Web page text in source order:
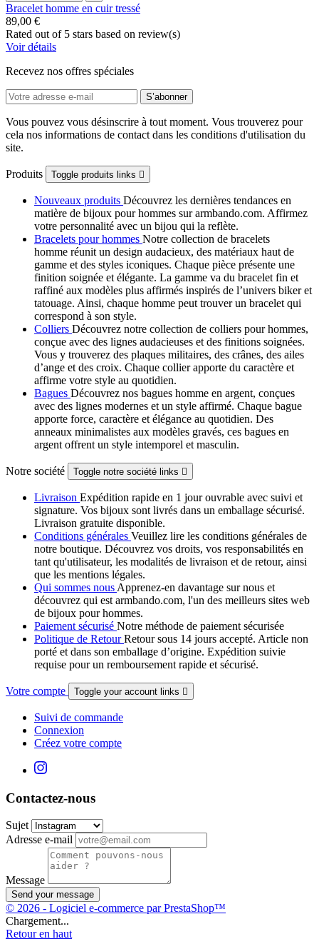
Bracelet homme en cuir tressé
89,00 €
Rated out of 5 stars based on review(s)
Voir détails
Recevez nos offres spéciales
Vous pouvez vous désinscrire à tout moment. Vous trouverez pour
cela nos informations de contact dans les conditions d'utilisation du
site.
Produits Toggle produits links 
Nouveaux produits Découvrez les dernières tendances en
matière de bijoux pour hommes sur armbando.com. Affirmez
votre personnalité avec un bijou qui la reflète.
Bracelets pour hommes Notre collection de bracelets
homme réunit un design audacieux, des matériaux haut de
gamme et des styles iconiques. Chaque pièce présente une
finition soignée et élégante. La gamme va du bracelet fin et
raffiné aux modèles plus affirmés inspirés de l’univers biker et
tatouage. Ainsi, chaque homme peut trouver un bracelet qui
correspond à son style.
Colliers Découvrez notre collection de colliers pour hommes,
conçue avec des lignes audacieuses et des finitions soignées.
Vous y trouverez des plaques militaires, des crânes, des ailes
d’ange et des croix. Chaque collier apporte du caractère et
affirme votre style au quotidien.
Bagues Découvrez nos bagues homme en argent, conçues
avec des lignes modernes et un style affirmé. Chaque bague
apporte force, caractère et élégance au quotidien. Des
anneaux minimalistes aux modèles gravés, ces bagues en
argent offrent un style intemporel et masculin.
Notre société Toggle notre société links 
Livraison Expédition rapide en 1 jour ouvrable avec suivi et
signature. Vos bijoux sont livrés dans un emballage sécurisé.
Livraison gratuite disponible.
Conditions générales Veuillez lire les conditions générales de
notre boutique. Découvrez vos droits, vos responsabilités en
tant qu'utilisateur, les modalités de livraison et de retour, ainsi
que les mentions légales.
Qui sommes nous Apprenez-en davantage sur nous et
découvrez qui est armbando.com, l'un des meilleurs sites web
de bijoux pour hommes.
Paiement sécurisé Notre méthode de paiement sécurisée
Politique de RetourRetour sous 14 jours accepté. Article non
porté et dans son emballage d’origine. Expédition suivie
requise pour un remboursement rapide et sécurisé.
Votre compte Toggle your account links 
Suivi de commande
Connexion
Créez votre compte
Contactez-nous
Sujet
Adresse e-mail
Message
Send your message
© 2026 - Logiciel e-commerce par PrestaShop™
Chargement...
Retour en haut